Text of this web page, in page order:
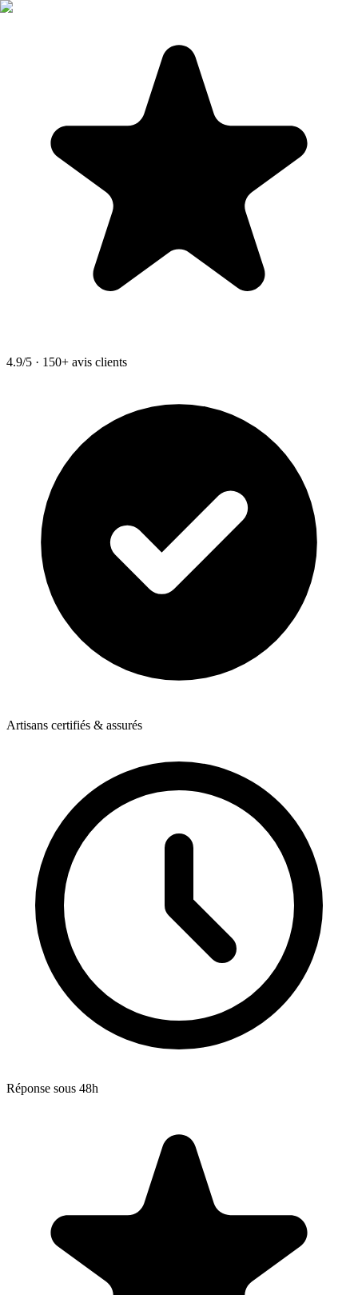
4.9/5 · 150+ avis clients
Artisans certifiés & assurés
Réponse sous 48h